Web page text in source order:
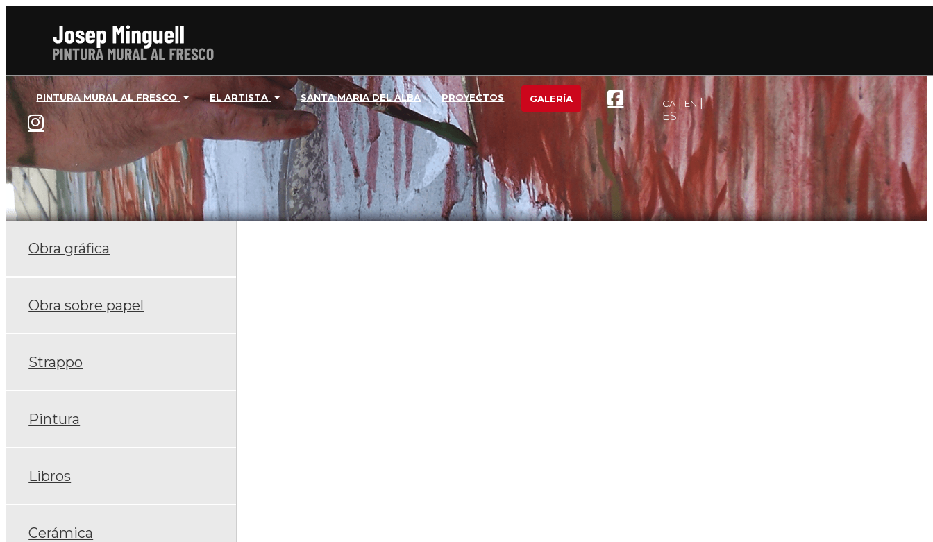
PINTURA MURAL AL FRESCO EL ARTISTA SANTA MARIA DEL ALBA PROYECTOS GALERÍA CA EN
ES
Obra gráfica
Obra sobre papel
Strappo
Pintura
Libros
Cerámica